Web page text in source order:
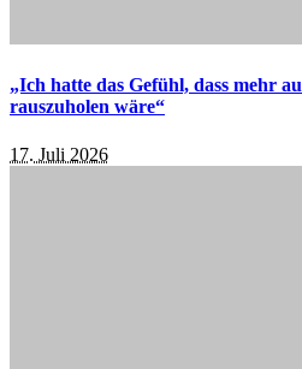
„Ich hatte das Gefühl, dass mehr
rauszuholen wäre“
17. Juli 2026